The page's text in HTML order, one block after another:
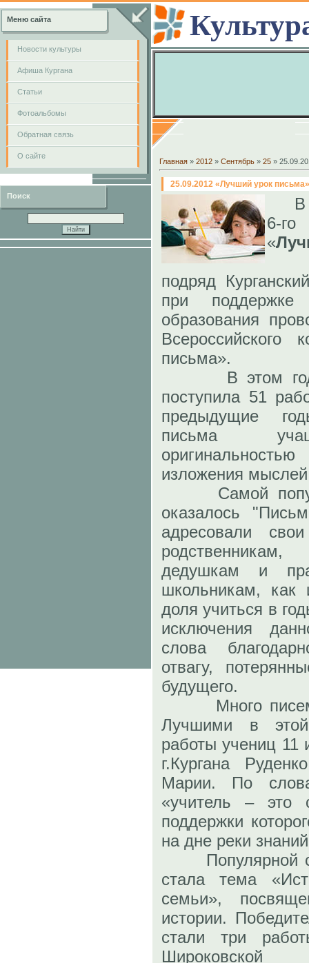
Меню сайта
Новости культуры
Афиша Кургана
Cтатьи
Фотоальбомы
Обратная связь
О сайте
Поиск
Главная » 2012 » Сентябрь » 25 »
25.09.2012 «Лучший урок
В
6-го
«
подряд
при поддержке
образования
Всероссийского
письма».
В этом году
поступила 51
предыдущие
письма
изложения
Самой
оказалось
адресовали
дедушкам и
школьникам,
доля учиться в
исключения
слова
отвагу,
будущего.
Много писем
Лучшими в
работы учениц
г.Кургана
Марии. По
«учитель – это
поддержки
на дне реки
Популярной
стала тема
семьи»,
истории.
стали три